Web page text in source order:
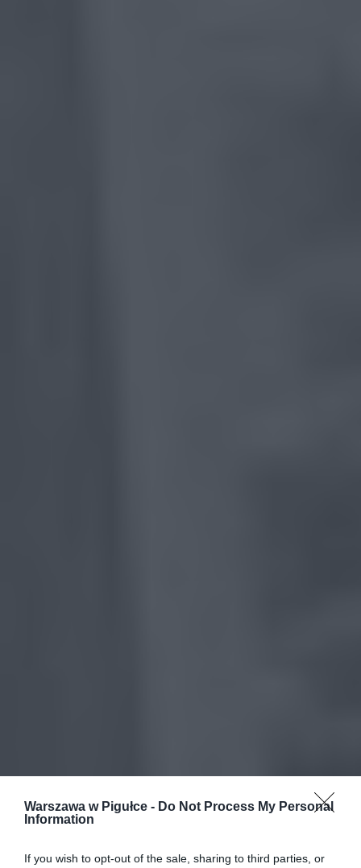
Warszawa w Pigułce - Do Not Process My Personal
Information
If you wish to opt-out of the sale, sharing to third parties, or